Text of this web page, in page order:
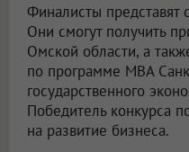
Финалисты представят
Они смогут получить
Омской области, а
по программе MBA
государственного
Победитель конкурса
на развитие бизнеса.